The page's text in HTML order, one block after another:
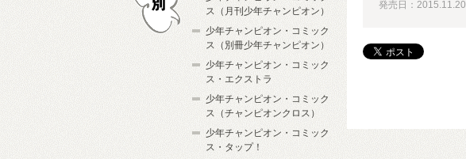
発売日：2015.11.20
ス（月刊少年チャンピオン）
少年チャンピオン・コミック
ス（別冊少年チャンピオン）
少年チャンピオン・コミック
ス・エクストラ
少年チャンピオン・コミック
ス（チャンピオンクロス）
少年チャンピオン・コミック
ス・タップ！